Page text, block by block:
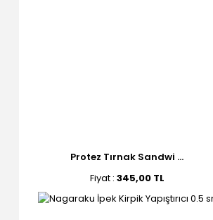
Protez Tırnak Sandwi ...
Fiyat : 345,00 TL